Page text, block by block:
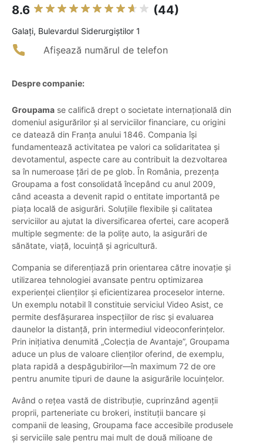
8.6 (44)
Galaţi, Bulevardul Siderurgiștilor 1
Afișează numărul de telefon
Despre companie:
Groupama se califică drept o societate internațională din
domeniul asigurărilor și al serviciilor financiare, cu origini
ce datează din Franța anului 1846. Compania își
fundamentează activitatea pe valori ca solidaritatea și
devotamentul, aspecte care au contribuit la dezvoltarea
sa în numeroase țări de pe glob. În România, prezența
Groupama a fost consolidată începând cu anul 2009,
când aceasta a devenit rapid o entitate importantă pe
piața locală de asigurări. Soluțiile flexibile și calitatea
serviciilor au ajutat la diversificarea ofertei, care acoperă
multiple segmente: de la polițe auto, la asigurări de
sănătate, viață, locuință și agricultură.
Compania se diferențiază prin orientarea către inovație și
utilizarea tehnologiei avansate pentru optimizarea
experienței clienților și eficientizarea proceselor interne.
Un exemplu notabil îl constituie serviciul Video Asist, ce
permite desfășurarea inspecțiilor de risc și evaluarea
daunelor la distanță, prin intermediul videoconferințelor.
Prin inițiativa denumită „Colecția de Avantaje”, Groupama
aduce un plus de valoare clienților oferind, de exemplu,
plata rapidă a despăgubirilor—în maximum 72 de ore
pentru anumite tipuri de daune la asigurările locuințelor.
Având o rețea vastă de distribuție, cuprinzând agenții
proprii, parteneriate cu brokeri, instituții bancare și
companii de leasing, Groupama face accesibile produsele
și serviciile sale pentru mai mult de două milioane de